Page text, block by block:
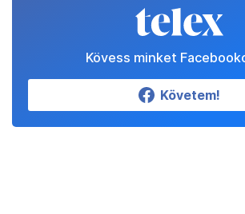
Kövess minket
Követem!